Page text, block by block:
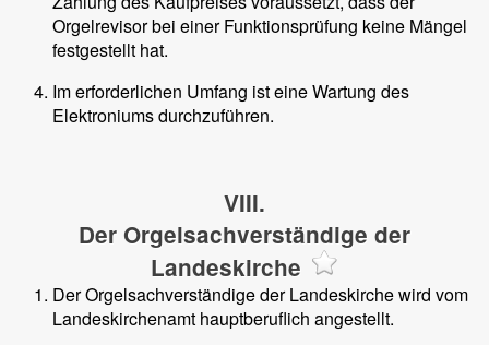
Orgelrevisor bei einer Funktionsprüfung keine Mängel
festgestellt hat.
Im erforderlichen Umfang ist eine Wartung des
Elektroniums durchzuführen.
VIII.
Der Orgelsachverständige der
Landeskirche
Der Orgelsachverständige der Landeskirche wird vom
Landeskirchenamt hauptberuflich angestellt.